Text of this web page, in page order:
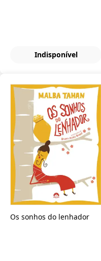
Indisponível
Os sonhos do lenhador